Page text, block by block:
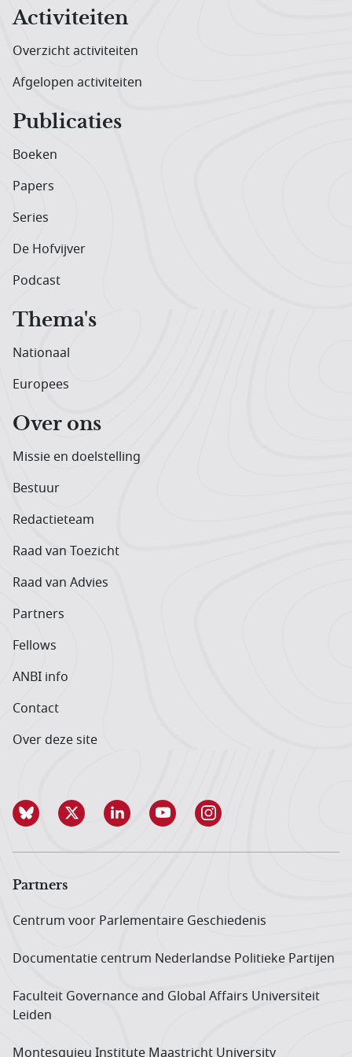
Activiteiten
Overzicht activiteiten
Afgelopen activiteiten
Publicaties
Boeken
Papers
Series
De Hofvijver
Podcast
Thema's
Nationaal
Europees
Over ons
Missie en doelstelling
Bestuur
Redactieteam
Raad van Toezicht
Raad van Advies
Partners
Fellows
ANBI info
Contact
Over deze site
Partners
Centrum voor Parlementaire Geschiedenis
Documentatie centrum Neder­landse Politieke Partijen
Faculteit Governance and Global Affairs Universiteit
Leiden
Montesquieu Institute Maastricht University